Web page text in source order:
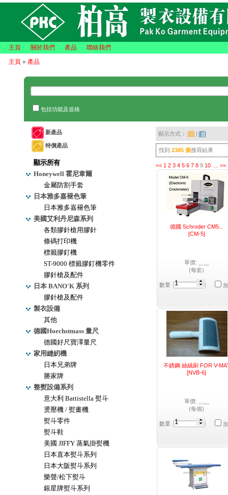
主頁 關於我們 產品
聯絡我們
主頁 » 產品
包括功能及規格
新產品
特價產品
顯示所有
Honeywell 霍尼韋爾
金屬防割手套
日本雅多嘉褪色筆
日本雅多嘉褪色筆
美國艾利丹尼森系列
各類膠針槍用膠針
條碼打印機
標籤膠釘機
ST-9000 標籤膠釘機零件
膠針槍及配件
日本 BANO'K 系列
膠針槍及配件
製衣設備
其他
德國Hoechstmass 量尺
德國好尺寶澤量尺
家用縫紉機
日本兄弟牌
勝家牌
整熨設備系列
意大利 Battistella 熨斗
燙壓機 / 熨畫機
熨斗零件
熨斗鞋
美國 JIFFY 蒸氣掛熨機
日本直本熨斗系列
日本大阪熨斗系列
樂聲/松下熨斗
銀星牌熨斗系列
顯示方式： |
找到 2385 個搜尋結果
<< 1 2 3 4 5 6 7 8 9 10 >>
德國 Schroder CM5...
[CM-5]
單價: _.__
(每套)
數量
不銹鋼 絲絨刷 FOR V-
[NVB-6]
單價: _.__
(每個)
數量